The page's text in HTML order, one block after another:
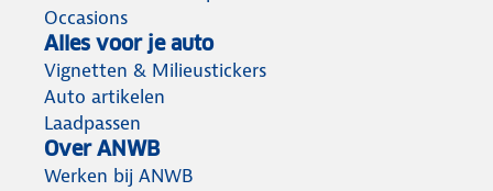
Occasions
Alles voor je auto
Vignetten & Milieustickers
Auto artikelen
Laadpassen
Over ANWB
Werken bij ANWB